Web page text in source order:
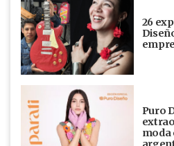
26
Puro
moda